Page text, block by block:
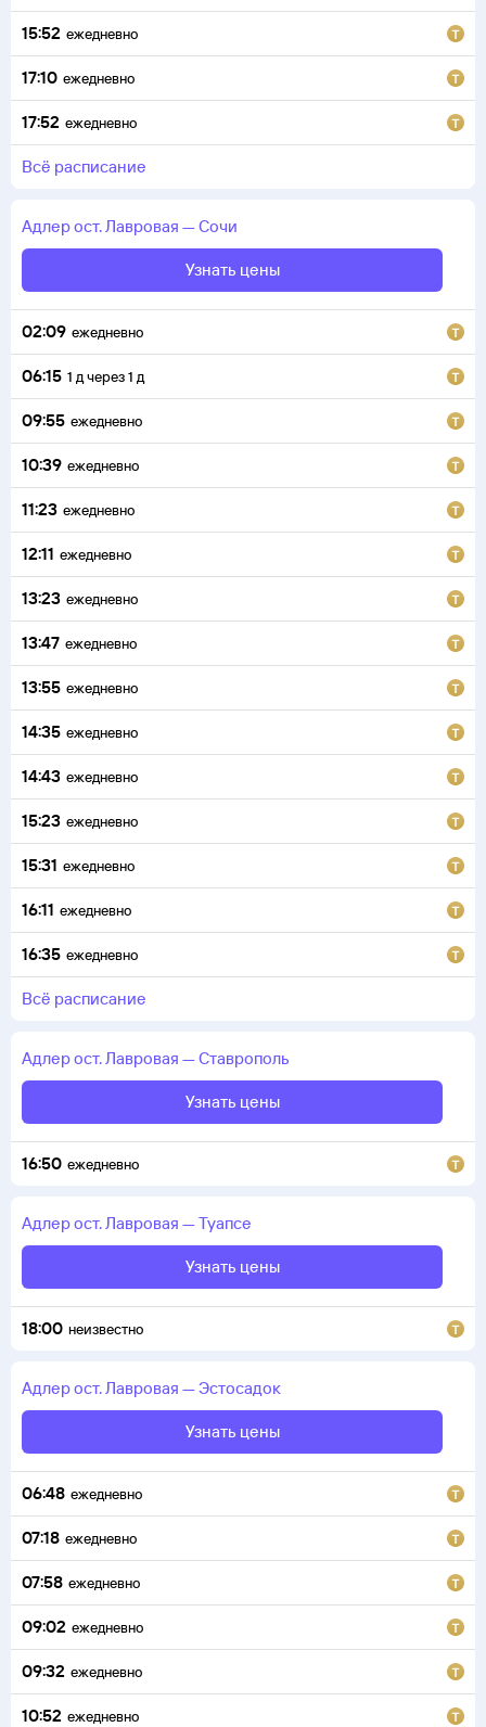
15:52 ежедневно
17:10 ежедневно
17:52 ежедневно
всё расписание
Адлерост. Лавровая —Сочи
Узнать цены
02:09 ежедневно
06:15 1 дчерез1 д
09:55 ежедневно
10:39 ежедневно
11:23 ежедневно
12:11 ежедневно
13:23 ежедневно
13:47 ежедневно
13:55 ежедневно
14:35 ежедневно
14:43 ежедневно
15:23 ежедневно
15:31 ежедневно
16:11 ежедневно
16:35 ежедневно
всё расписание
Адлерост. Лавровая —Ставрополь
Узнать цены
16:50 ежедневно
Адлерост. Лавровая —Туапсе
Узнать цены
18:00 неизвестно
Адлерост. Лавровая —Эстосадок
Узнать цены
06:48 ежедневно
07:18 ежедневно
07:58 ежедневно
09:02 ежедневно
09:32 ежедневно
10:52 ежедневно